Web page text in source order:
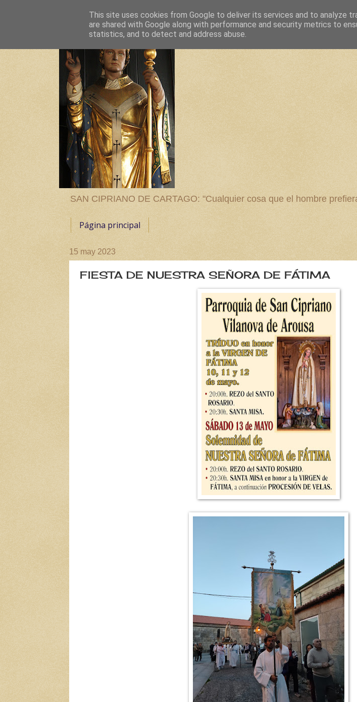
SAN CIPRIANO DE CARTAGO: "Cualquier cosa que el hombre
Página principal
15 may 2023
FIESTA DE NUESTRA SEÑORA DE FÁTIMA
This site uses cookies from Google to deliver its services and to analyze
are shared with Google along with performance and security metrics to
statistics, and to detect and address abuse.